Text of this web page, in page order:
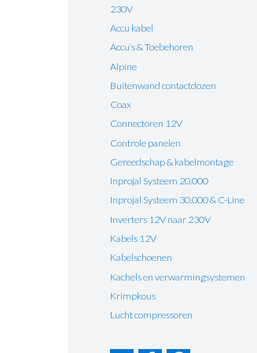
230V
Accu kabel
Accu’s & Toebehoren
Alpine
Buitenwand contactdozen
Coax
Connectoren 12V
Controle panelen
Gereedschap & kabelmontage
Inprojal Systeem 20.000
Inprojal Systeem 30.000 & C-Line
Inverters 12V naar 230V
Kabels 12V
Kabelschoenen
Kachels en verwarmingsystemen
Krimpkous
Lucht compressoren